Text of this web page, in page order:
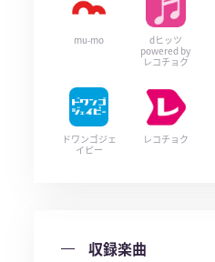
mu-mo
dヒッツ
powered by
レコチョク
ドワンゴジェ
イピー
レコチョク
収録楽曲